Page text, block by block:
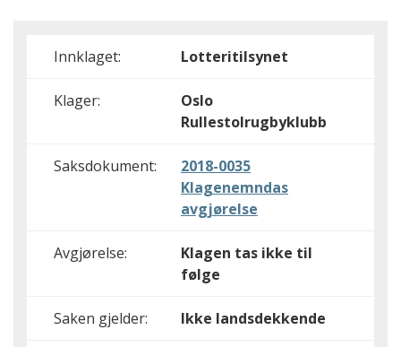
Innklaget: Lotteritilsynet
Klager:
Oslo
Rullestolrugbyklubb
Saksdokument:
2018-0035
Klagenemndas
avgjørelse
Avgjørelse:
Klagen tas ikke til
følge
Saken gjelder: Ikke landsdekkende